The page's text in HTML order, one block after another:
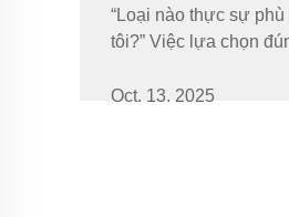
“Loại nào thực sự
tôi?” Việc lựa chọn
dây chuyền sản xuất
Oct. 13. 2025